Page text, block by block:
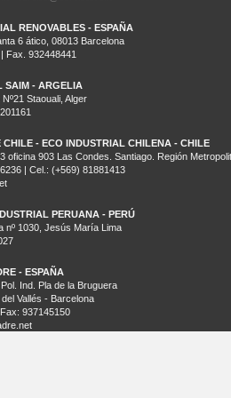
RENOVABLES - ESPAÑA
6 ático, 08013 Barcelona
Fax. 932448441
SAIM - ARGELIA
Staouali, Alger
CHILE - ECO INDUSTRIAL CHILENA - CHILE
oficina 903 Las Condes. Santiago. Región
| Cel.: (+569) 81881413
PERUANA - PERÚ
nº 1030, Jesús María Lima
- ESPAÑA
Ind. Pla de la Bruguera
Vallés - Barcelona
937145150